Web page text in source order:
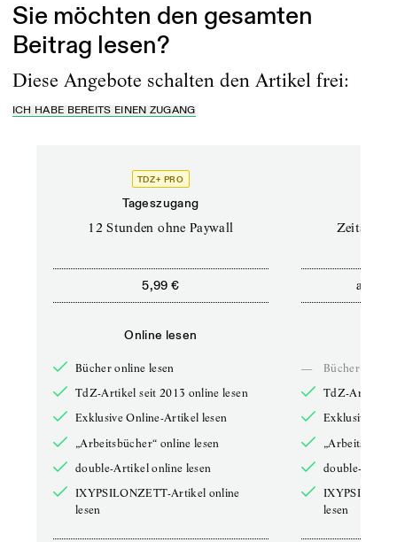
Sie möchten den gesamten
Beitrag lesen?
Diese Angebote schalten den Artikel frei:
ICH HABE BEREITS EINEN ZUGANG
TDZ+ PRO
Tageszugang
12 Stunden ohne Paywall
5,99 €
Online lesen
Bücher online lesen
TdZ-Artikel seit 2013 online lesen
Exklusive Online-Artikel lesen
„Arbeitsbücher“ online lesen
double-Artikel online lesen
IXYPSILONZETT-Artikel online
lesen
ab
—
Bücher online
TdZ-Artikel
Exklusive
double-
lesen